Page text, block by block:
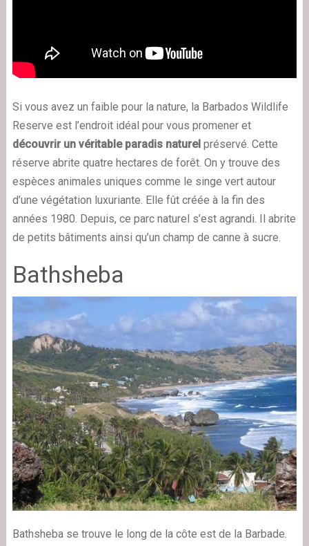
Si vous avez un faible pour la nature, la Barbados Wildlife
Reserve est l’endroit idéal pour vous promener et
découvrir un véritable paradis naturel préservé. Cette
réserve abrite quatre hectares de forêt. On y trouve des
espèces animales uniques comme le singe vert autour
d’une végétation luxuriante. Elle fût créée à la fin des
années 1980. Depuis, ce parc naturel s’est agrandi. Il abrite
de petits bâtiments ainsi qu’un champ de canne à sucre.
Bathsheba
Bathsheba se trouve le long de la côte est de la Barbade.